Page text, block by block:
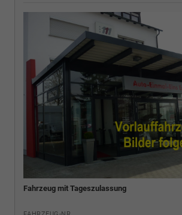
Fahrzeug mit Tageszulassung